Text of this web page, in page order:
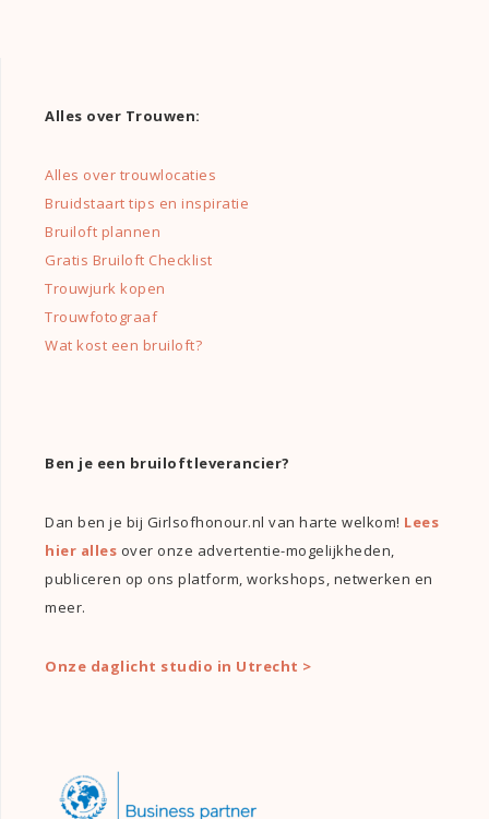
Alles over Trouwen:
Alles over trouwlocaties
Bruidstaart tips en inspiratie
Bruiloft plannen
Gratis Bruiloft Checklist
Trouwjurk kopen
Trouwfotograaf
Wat kost een bruiloft?
Ben je een bruiloftleverancier?
Dan ben je bij Girlsofhonour.nl van harte welkom! Lees
hier alles over onze advertentie-mogelijkheden,
publiceren op ons platform, workshops, netwerken en
meer.
Onze daglicht studio in Utrecht >